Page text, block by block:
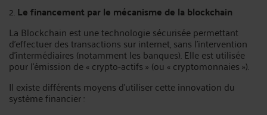
2.Le financement par le mécanisme de la blockchain
La Blockchain est une technologie sécurisée permettant
d’effectuer des transactions sur internet, sans l’intervention
d’intermédiaires (notamment les banques). Elle est utilisée
pour l’émission de « crypto-actifs » (ou « cryptomonnaies »).
Il existe différents moyens d’utiliser cette innovation du
système financier :